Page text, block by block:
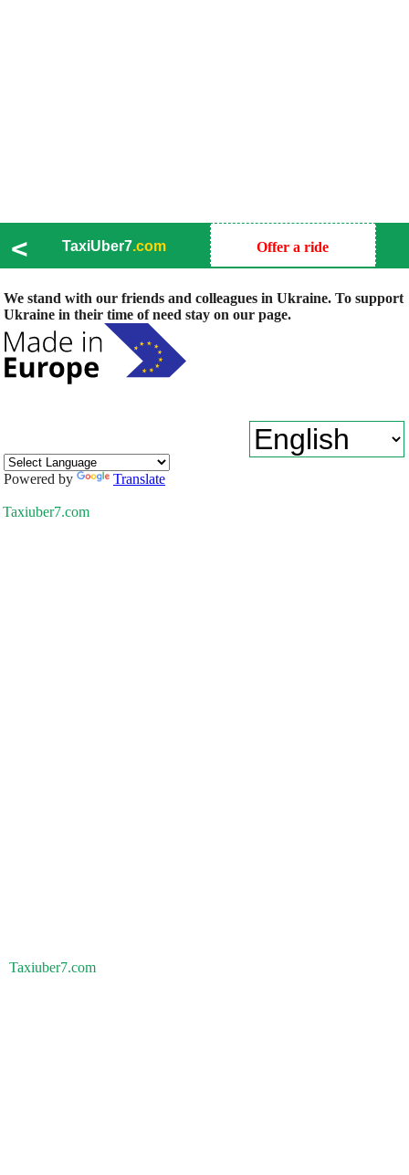
< TaxiUber7.com Offer a ride
We stand with our friends and colleagues in Ukraine. To support
Ukraine in their time of need stay on our page.
Powered by Translate
Taxiuber7.com
Taxiuber7.com